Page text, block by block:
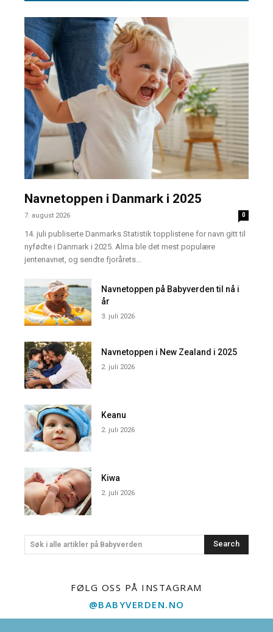
Navnetoppen i Danmark i 2025
7. august 2026 0
14. juli publiserte Danmarks Statistik topplistene for navn gitt til
nyfødte i Danmark i 2025. Alma ble det mest populære
jentenavnet, og sendte fjorårets...
Navnetoppen på Babyverden til nå i
år
3. juli 2026
Navnetoppen i New Zealand i 2025
2. juli 2026
Keanu
2. juli 2026
Kiwa
2. juli 2026
Søk i alle artikler på Babyverden Search
FØLG OSS PÅ INSTAGRAM
@BABYVERDEN.NO